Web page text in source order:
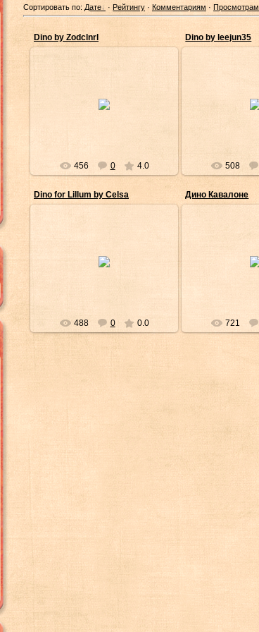
Сортировать по: Дате · Рейтингу · Комментариям · Просмотрам
Dino by Zodclnrl
456 0 4.0
Dino by leejun35
508
Dino for Lillum by Celsa
488 0 0.0
Дино Кавалоне
721